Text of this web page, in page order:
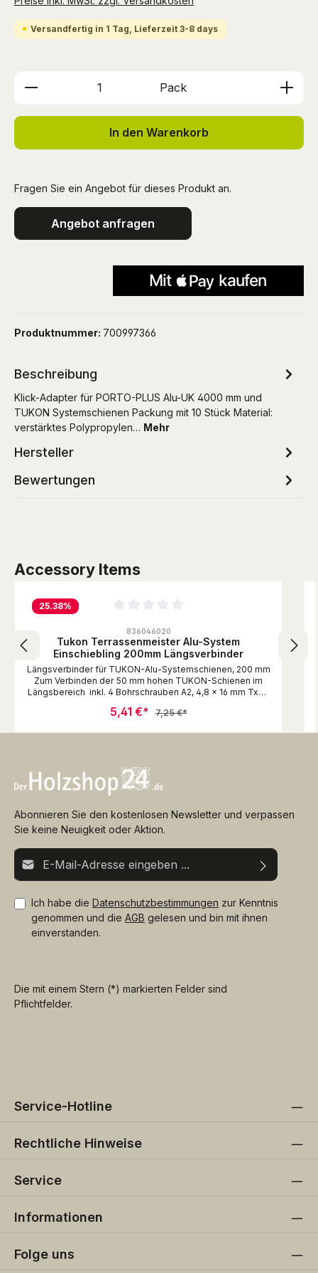
Versandfertig in 1 Tag, Lieferzeit 3-8 days
Produkt Anzahl: Gib den
Pack
In den Warenkorb
Fragen Sie ein Angebot für dieses Produkt an.
Angebot anfragen
Produktnummer: 700997366
Beschreibung
Klick-Adapter für PORTO-PLUS Alu-UK 4000 mm und
TUKON Systemschienen Packung mit 10 Stück Material:
verstärktes Polypropylen… Mehr
Hersteller
Bewertungen
Produktgalerie überspringen
Accessory Items
25.38%
836046020
Tukon Terrassenmeister Alu-System
Einschiebling 200mm Längsverbinder
Längsverbinder für TUKON-Alu-Systemschienen, 200 mm
Zum Verbinden der 50 mm hohen TUKON-Schienen im
Längsbereich inkl. 4 Bohrschrauben A2, 4,8 x 16 mm Tx25
Ø3,5 mm vorbohren !) Vorteile der Längsverbinder
Bedarfsmengenermittlung für Ihre Terrassenfläche steht
unser kostenloser und frei zugänglicher Konfigurator unter
https://konfigurator.ferax.de zur Verfügung.
5,41 €* 7,25 €*
Abonnieren Sie den kostenlosen Newsletter und verpassen
Sie keine Neuigkeit oder Aktion.
E-Mail-Adresse*
Ich habe die Datenschutzbestimmungen zur Kenntnis
genommen und die AGB gelesen und bin mit ihnen
einverstanden.
Die mit einem Stern (*) markierten Felder sind
Pflichtfelder.
Service-Hotline
Rechtliche Hinweise
Service
Informationen
Folge uns